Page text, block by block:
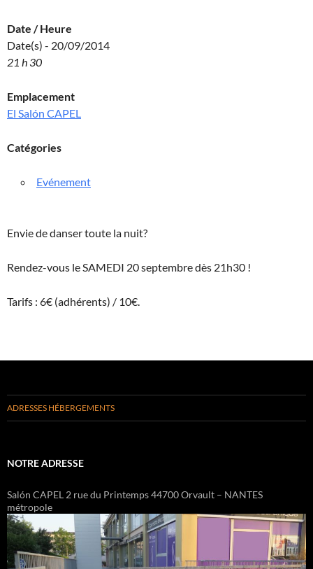
Date / Heure
Date(s) - 20/09/2014
21 h 30
Emplacement
El Salón CAPEL
Catégories
Evénement
Envie de danser toute la nuit?
Rendez-vous le SAMEDI 20 septembre dès 21h30 !
Tarifs : 6€ (adhérents) / 10€.
ADRESSES HÉBERGEMENTS
NOTRE ADRESSE
Salón CAPEL 2 rue du Printemps 44700 Orvault – NANTES
métropole